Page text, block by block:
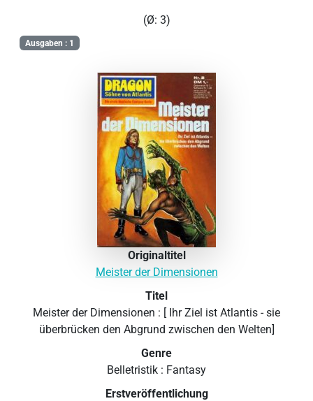
(Ø: 3)
Ausgaben : 1
Originaltitel
Meister der Dimensionen
Titel
Meister der Dimensionen : [ Ihr Ziel ist Atlantis - sie
überbrücken den Abgrund zwischen den Welten]
Genre
Belletristik : Fantasy
Erstveröffentlichung